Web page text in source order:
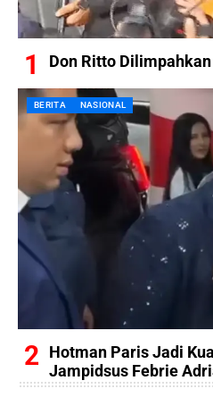
Don Ritto
BERITA NASIONAL
Hotman Paris Jadi
Jampidsus Febrie